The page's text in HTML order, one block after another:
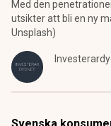
Med den
utsikter att bli en ny
Unsplash)